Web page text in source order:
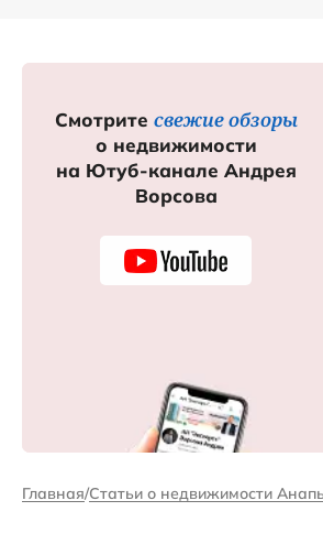
Смотрите свежие обзоры
о недвижимости
на Ютуб-канале Андрея
Ворсова
Главная Статьи о недвижимости